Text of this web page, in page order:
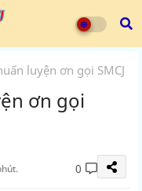
luyện ơn gọi SMCJ
ơn gọi
0